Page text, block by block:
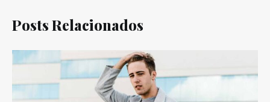
Posts Relacionados